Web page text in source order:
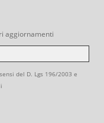
aggiornamenti
del D. Lgs 196/2003 e